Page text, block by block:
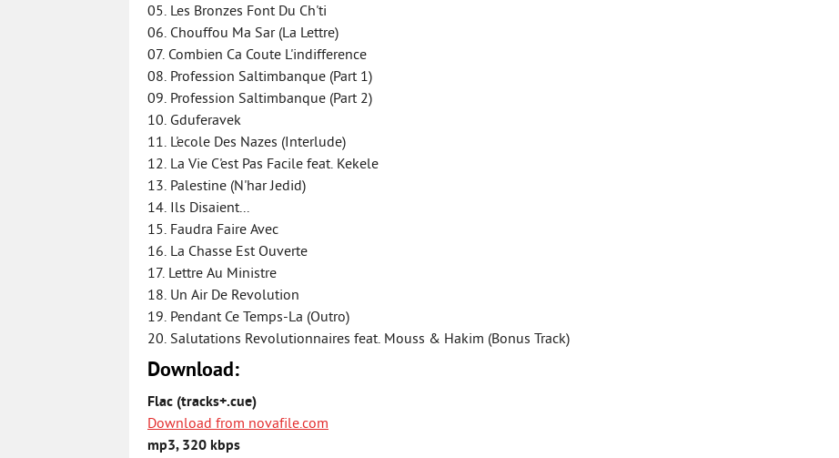
05. Les Bronzes Font Du Ch'ti
06. Chouffou Ma Sar (La Lettre)
07. Combien Ca Coute L'indifference
08. Profession Saltimbanque (Part 1)
09. Profession Saltimbanque (Part 2)
10. Gduferavek
11. L'ecole Des Nazes (Interlude)
12. La Vie C'est Pas Facile feat. Kekele
13. Palestine (N'har Jedid)
14. Ils Disaient...
15. Faudra Faire Avec
16. La Chasse Est Ouverte
17. Lettre Au Ministre
18. Un Air De Revolution
19. Pendant Ce Temps-La (Outro)
20. Salutations Revolutionnaires feat. Mouss & Hakim (Bonus Track)
Download:
Flac (tracks+.cue)
Download from novafile.com
mp3, 320 kbps